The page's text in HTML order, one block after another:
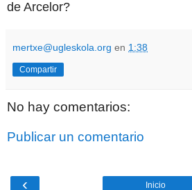
de Arcelor?
mertxe@ugleskola.org en 1:38
Compartir
No hay comentarios:
Publicar un comentario
‹ Inicio